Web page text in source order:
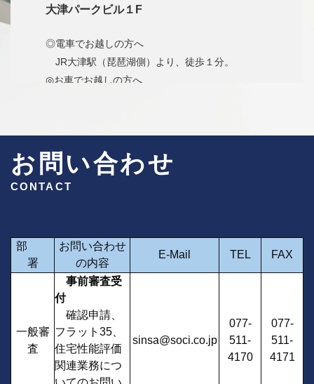
大津パークビル１F
◎電車でお越しの方へ
JR大津駅（琵琶湖側）より、徒歩１分。
◎お車でお越しの方へ
左折、道なりに走り、左手にJR大津駅が見えた
ら、右折しすぐの当社看板の掲示がある
ビルです。
※ビル隣の有料駐車場、又は高架下の大津市営
お問い合わせ
CONTACT
部
署
お問い合わせ
の内容
E-Mail TEL FAX
一般審
査
事前審査受
付
確認申請、
フラット35、
住宅性能評価
関連業務につ
sinsa@soci.co.jp
077-
511-
4170
077-
511-
4171